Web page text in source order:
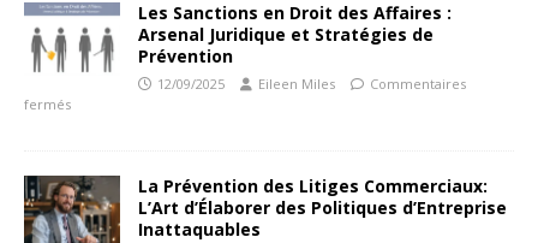
Les Sanctions en Droit des Affaires :
Arsenal Juridique et Stratégies de
Prévention
12/09/2025 Eileen Miles
Commentaires
fermés
La Prévention des Litiges Commerciaux:
L’Art d’Élaborer des Politiques d’Entreprise
Inattaquables